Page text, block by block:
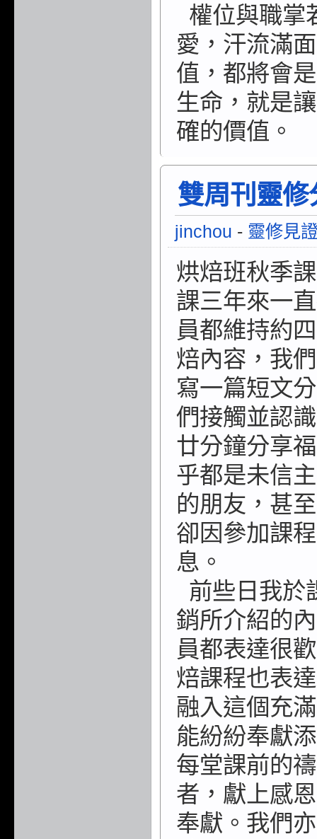
權位與職掌
愛， 汗流滿
值，都將會
生命，就是
確的價值。
雙周刊靈
jinchou - 靈修見
烘焙班秋季
課三年來一
員都維持約
焙內容，我
寫一篇短文
們接觸並認
廿分鐘分享
乎都是未信主
的朋友，甚
卻因參加課
息。
前些日我於
銷所介紹的
員都表達很
焙課程也表
融入這個充
能紛紛奉獻
每堂課前的禱
者，獻上感
奉獻。我們